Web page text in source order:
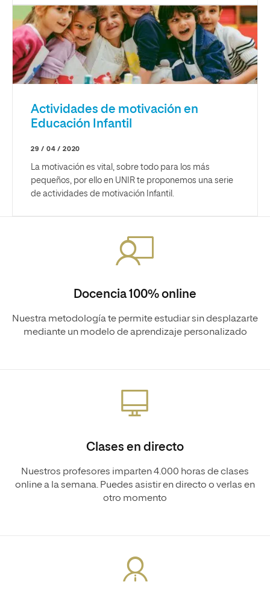
Actividades de motivación en
Educación Infantil
29 / 04 / 2020
La motivación es vital, sobre todo para los más
pequeños, por ello en UNIR te proponemos una serie
de actividades de motivación Infantil.
Docencia 100% online
Nuestra metodología te permite estudiar sin desplazarte
mediante un modelo de aprendizaje personalizado
Clases en directo
Nuestros profesores imparten 4.000 horas de clases
online a la semana. Puedes asistir en directo o verlas en
otro momento